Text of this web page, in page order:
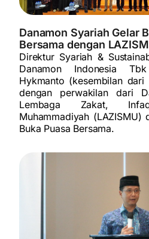
Danamon Syariah Gelar
Bersama dengan
Direktur Syariah &
Danamon Indonesia
Hykmanto (kesembilan
dengan perwakilan dari
Lembaga Zakat,
Muhammadiyah (LAZISMU)
Buka Puasa Bersama.